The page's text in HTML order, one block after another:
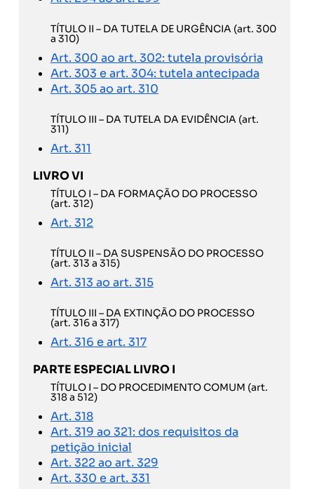
TÍTULO II – DA TUTELA DE URGÊNCIA (art. 300
a 310)
Art. 300 ao art. 302: tutela provisória
Art. 303 e art. 304: tutela antecipada
Art. 305 ao art. 310
TÍTULO III – DA TUTELA DA EVIDÊNCIA (art.
311)
Art. 311
LIVRO VI
TÍTULO I – DA FORMAÇÃO DO PROCESSO
(art. 312)
Art. 312
TÍTULO II – DA SUSPENSÃO DO PROCESSO
(art. 313 a 315)
Art. 313 ao art. 315
TÍTULO III – DA EXTINÇÃO DO PROCESSO
(art. 316 a 317)
Art. 316 e art. 317
PARTE ESPECIAL LIVRO I
TÍTULO I – DO PROCEDIMENTO COMUM (art.
318 a 512)
Art. 318
Art. 319 ao 321: dos requisitos da
petição inicial
Art. 322 ao art. 329
Art. 330 e art. 331